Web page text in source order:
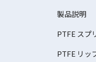
製品説明
PTFE スプ
PTFE リッ